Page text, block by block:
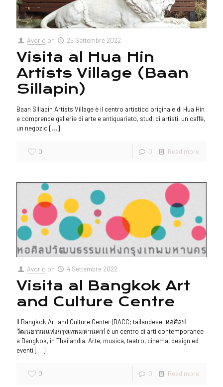
Avorio on 25 Settembre 2022
Visita al Hua Hin
Artists Village (Baan
Sillapin)
Baan Sillapin Artists Village è il centro artistico originale di Hua Hin
e comprende gallerie di arte e antiquariato, studi di artisti, un caffè,
un negozio […]
0 0 Read more
Avorio on 4 Settembre 2022
Visita al Bangkok Art
and Culture Centre
Il Bangkok Art and Culture Center (BACC; tailandese: หอศิลป
วัฒนธรรมแห่งกรุงเทพมหานคร) è un centro di arti contemporanee
a Bangkok, in Thailandia. Arte, musica, teatro, cinema, design ed
eventi […]
0 0 Read more